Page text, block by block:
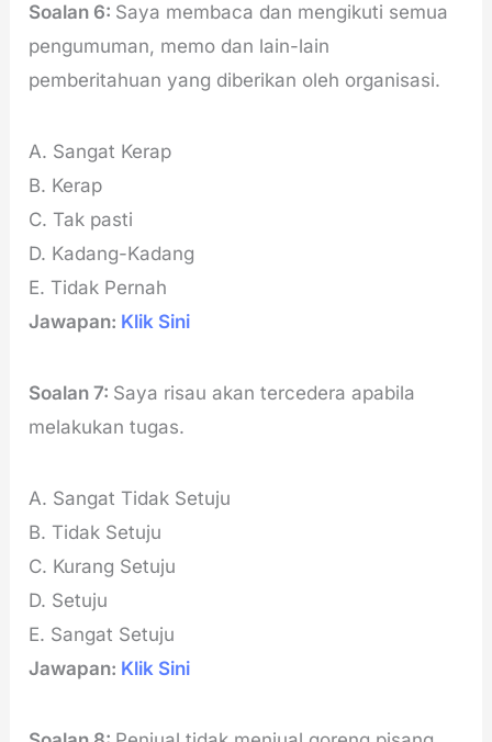
Soalan 6: Saya membaca dan mengikuti semua
pengumuman, memo dan lain-lain
pemberitahuan yang diberikan oleh organisasi.
A. Sangat Kerap
B. Kerap
C. Tak pasti
D. Kadang-Kadang
E. Tidak Pernah
Jawapan: Klik Sini
Soalan 7: Saya risau akan tercedera apabila
melakukan tugas.
A. Sangat Tidak Setuju
B. Tidak Setuju
C. Kurang Setuju
D. Setuju
E. Sangat Setuju
Jawapan: Klik Sini